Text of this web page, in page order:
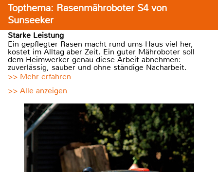
Topthema: Rasenmähroboter S4 von
Sunseeker
Starke Leistung
Ein gepflegter Rasen macht rund ums Haus viel her,
kostet im Alltag aber Zeit. Ein guter Mähroboter soll
dem Heimwerker genau diese Arbeit abnehmen:
zuverlässig, sauber und ohne ständige Nacharbeit.
>> Mehr erfahren
>> Alle anzeigen